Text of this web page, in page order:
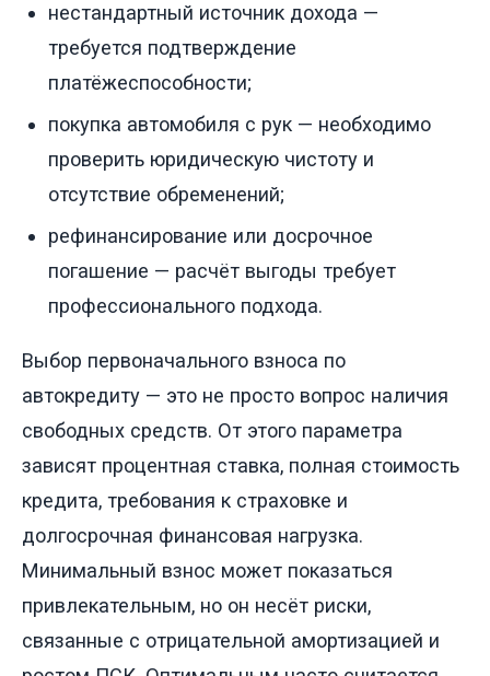
нестандартный источник дохода —
требуется подтверждение
платёжеспособности;
покупка автомобиля с рук — необходимо
проверить юридическую чистоту и
отсутствие обременений;
рефинансирование или досрочное
погашение — расчёт выгоды требует
профессионального подхода.
Выбор первоначального взноса по
автокредиту — это не просто вопрос наличия
свободных средств. От этого параметра
зависят процентная ставка, полная стоимость
кредита, требования к страховке и
долгосрочная финансовая нагрузка.
Минимальный взнос может показаться
привлекательным, но он несёт риски,
связанные с отрицательной амортизацией и